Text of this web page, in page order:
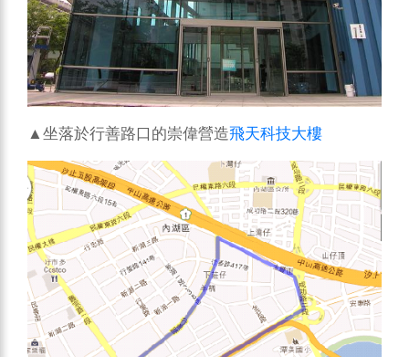
▲坐落於行善路口的崇偉營造飛天科技大樓